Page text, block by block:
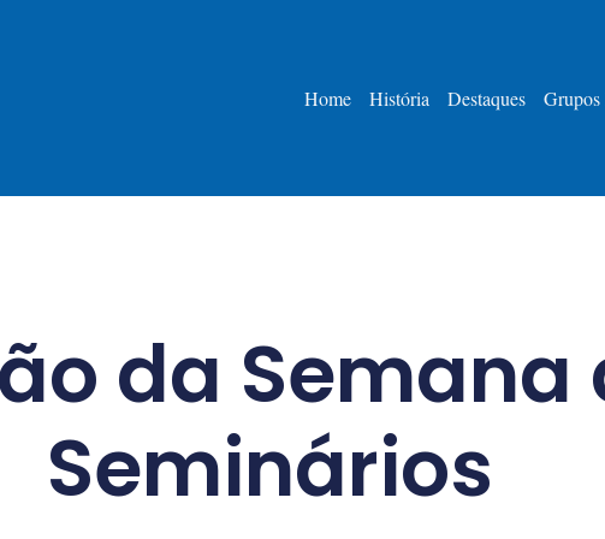
Home História Destaques Grupos
da Semana
Seminários